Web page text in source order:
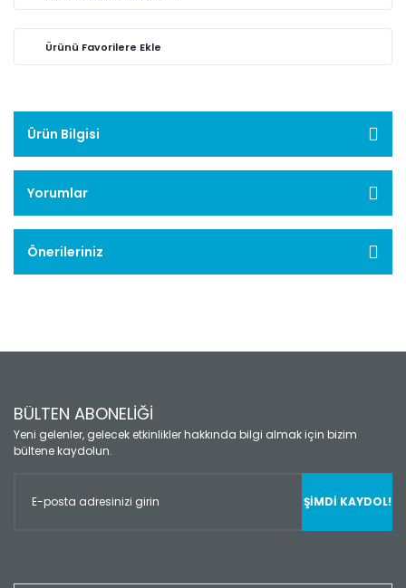
Ürün Bilgisi
Yorumlar
Önerileriniz
BÜLTEN ABONELİĞİ
Yeni gelenler, gelecek etkinlikler hakkında bilgi almak için bizim
bültene kaydolun.
ŞİMDİ KAYDOL!